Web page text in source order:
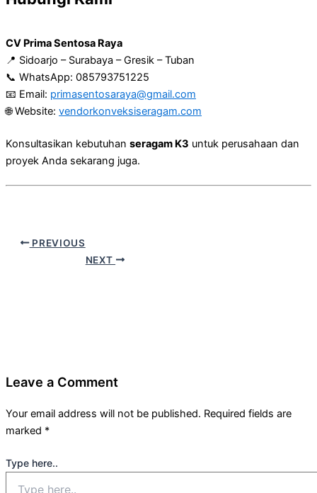
CV Prima Sentosa Raya
📍 Sidoarjo – Surabaya – Gresik – Tuban
📞 WhatsApp: 085793751225
📧 Email: primasentosaraya@gmail.com
🌐 Website: vendorkonveksiseragam.com
Konsultasikan kebutuhan seragam K3 untuk perusahaan dan
proyek Anda sekarang juga.
PREVIOUS
NEXT
Leave a Comment
Your email address will not be published. Required fields are
marked *
Type here..